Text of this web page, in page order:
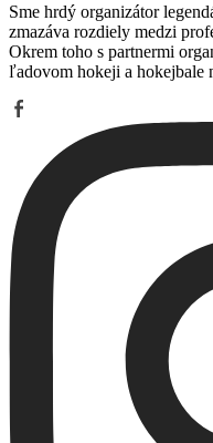
Sme hrdý organizátor
zmazáva rozdiely medzi
Okrem toho s partnermi
ľadovom hokeji a hokejbale